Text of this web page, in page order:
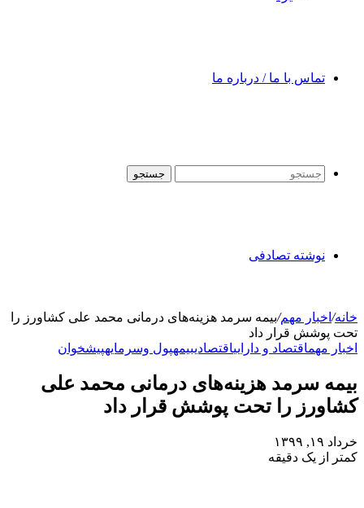
تماس با ما / درباره ما
جستجو
نوشته تصادفی
خانه/ اخبار مهم/بیمه سرمد هزینه‌های درمانی محمد علی کشاورز را
تحت پوشش قرار داد
اخبار مهماقتصاد و داراییاقتصادیبیمهپول وسرمایهپیشخوان
بیمه سرمد هزینه‌های درمانی محمد علی
کشاورز را تحت پوشش قرار داد
خرداد ۱۹, ۱۳۹۹
کمتر از یک دقیقه